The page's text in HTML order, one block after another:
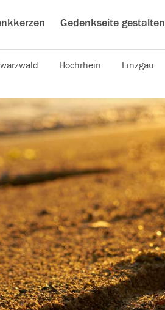
Gedenkseite gestalten
Hochrhein Linzgau